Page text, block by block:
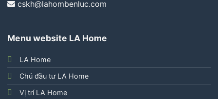
cskh@lahombenluc.com
Menu website LA Home
LA Home
Chủ đầu tư LA Home
Vị trí LA Home